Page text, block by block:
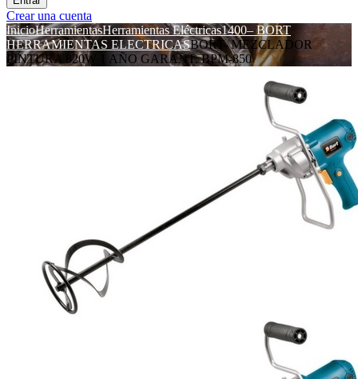
Crear una cuenta
InicioHerramientasHerramientas Eléctricas1400– BORT
HERRAMIENTAS ELECTRICASBORT- MEZCLADOR
PINTURA 820W 1 AÑO GARANT. BPM-850